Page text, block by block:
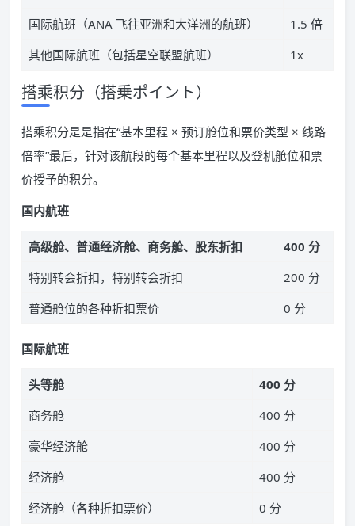
国际航班（ANA 飞往亚洲和大洋洲的航班）
1.5 倍
其他国际航班（包括星空联盟航班）
1x
搭乘积分（搭乗ポイント）
搭乘积分是是指在“基本里程 × 预订舱位和票价类型 × 线路
倍率”最后，针对该航段的每个基本里程以及登机舱位和票
价授予的积分。
国内航班
高级舱、普通经济舱、商务舱、股东折扣
400 分
特别转会折扣，特别转会折扣
200 分
普通舱位的各种折扣票价
0 分
国际航班
头等舱
400 分
商务舱
400 分
豪华经济舱
400 分
经济舱
400 分
经济舱（各种折扣票价）
0 分